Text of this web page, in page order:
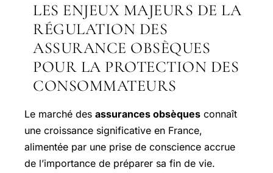
LES ENJEUX MAJEURS DE LA
RÉGULATION DES
ASSURANCE OBSÈQUES
POUR LA PROTECTION DES
CONSOMMATEURS
Le marché des assurances obsèques connaît
une croissance significative en France,
alimentée par une prise de conscience accrue
de l’importance de préparer sa fin de vie.